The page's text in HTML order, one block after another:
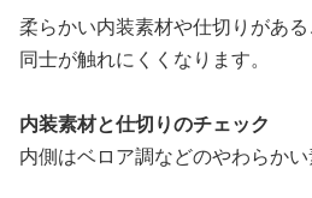
柔らかい内装素材や仕切りがあ
同士が触れにくくなります。
内装素材と仕切りのチェック
内側はベロア調などのやわらかい